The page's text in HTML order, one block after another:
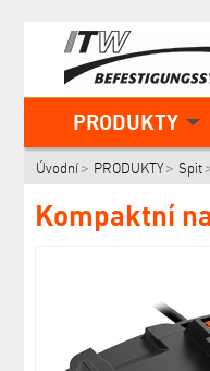
PRODUKTY
Úvodní PRODUKTY Spit
Kompaktní